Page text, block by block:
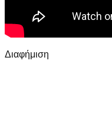
Διαφήμιση